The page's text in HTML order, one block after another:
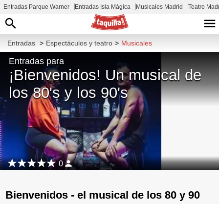
Entradas Parque Warner Entradas Isla Mágica Musicales Madrid Teatro
Entradas > Espectáculos y teatro > Musicales
Entradas para
¡Bienvenidos! Un musical de
los 80's y los 90's
0
Bienvenidos - el musical de los 80 y 90